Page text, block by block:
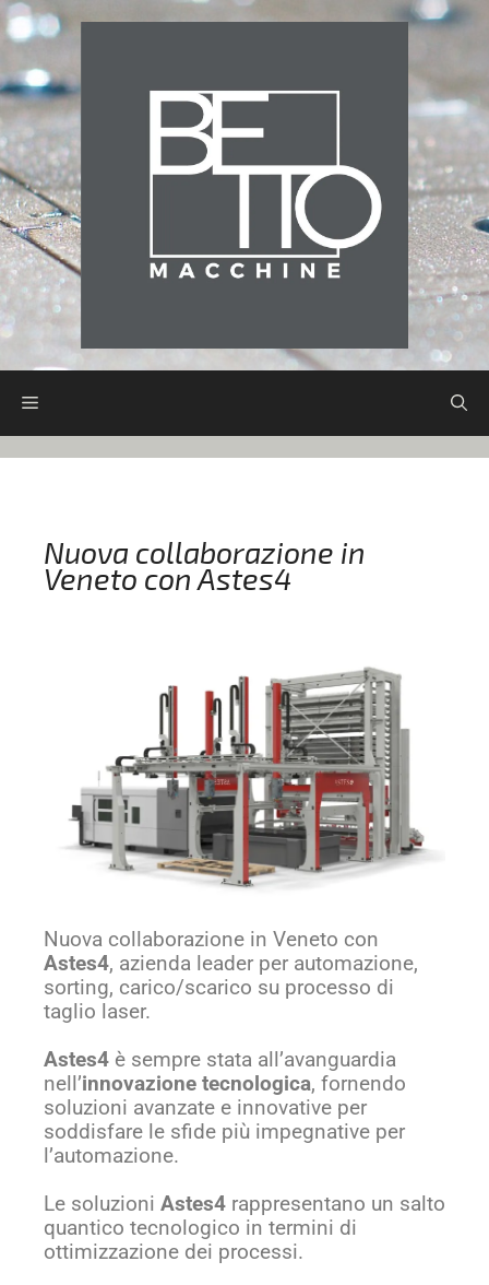
Nuova collaborazione in
Veneto con Astes4
Nuova collaborazione in Veneto con
Astes4, azienda leader per automazione,
sorting, carico/scarico su processo di
taglio laser.
Astes4 è sempre stata all’avanguardia
nell’innovazione tecnologica, fornendo
soluzioni avanzate e innovative per
soddisfare le sfide più impegnative per
l’automazione.
Le soluzioni Astes4 rappresentano un salto
quantico tecnologico in termini di
ottimizzazione dei processi.